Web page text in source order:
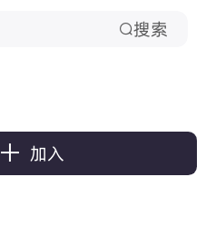
搜索
 加入